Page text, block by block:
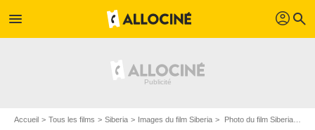
menu profil search
Accueil Tous les films Siberia Images du film Siberia Photo du film Siberia - Photo 23